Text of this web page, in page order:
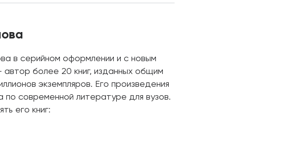
в серийном оформлении и с новым
более 20 книг, изданных общим
экземпляров. Его произведения
по современной литературе для вузов.
его книг: